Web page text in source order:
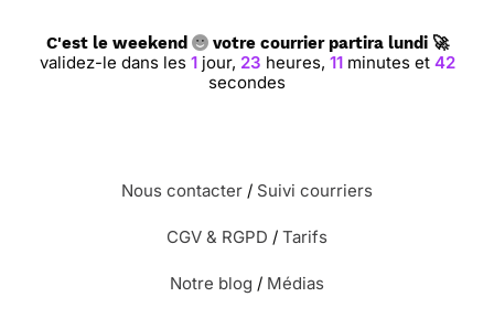
C'est le weekend votre courrier partira lundi 🚀
validez-le dans les1 jour, 23 heures,11 minutes et41
secondes
Nous contacter / Suivi courriers
CGV & RGPD / Tarifs
Notre blog / Médias